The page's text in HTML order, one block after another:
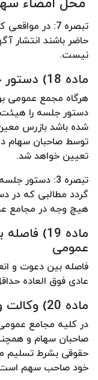
تبصره 7: در
حاضر باشند انتشار
نیست.
ماده 18) دستور جلسه
هرگاه مجمع عمومی
دستور جلسه را
شده باشد بازرس
توسط صاحبان سهام
تعیین خواهد شد.
تبصره 3:
گردد مطالبی که در
هیچ وجه در مجامع
ماده 19)
عمومی
فاصله بین دعوت و
عادی فوق العاده حداقل 10 روز حداکثر 40 روز خواهد
ماده 20) وکالت و نمایندگی
در کلیه مجامع
صاحبان سهام و
حقوقی بشرط تسلیم
خود صاحب سهم